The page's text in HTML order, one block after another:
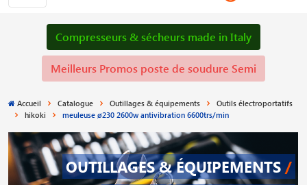
Compresseurs & sécheurs made in Italy
Meilleurs Promos poste de soudure Semi
Accueil Catalogue Outillages & équipements
Outils électroportatifs
hikoki
meuleuse ø230 2600w antivibration 6600trs/min
OUTILLAGES & ÉQUIPEMENTS /